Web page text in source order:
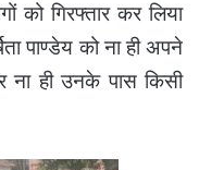
को गिरफ्तार कर लिया
पाण्डेय को ना ही अपने
ही उनके पास किसी